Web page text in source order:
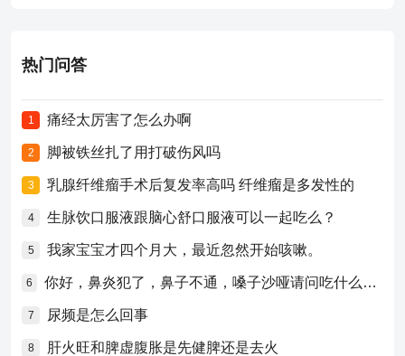
热门问答
1 痛经太厉害了怎么办啊
2 脚被铁丝扎了用打破伤风吗
3 乳腺纤维瘤手术后复发率高吗 纤维瘤是多发性的
4 生脉饮口服液跟脑心舒口服液可以一起吃么？
5 我家宝宝才四个月大，最近忽然开始咳嗽。
6 你好，鼻炎犯了，鼻子不通，嗓子沙哑请问吃什么药比较好？
7 尿频是怎么回事
8 肝火旺和脾虚腹胀是先健脾还是去火